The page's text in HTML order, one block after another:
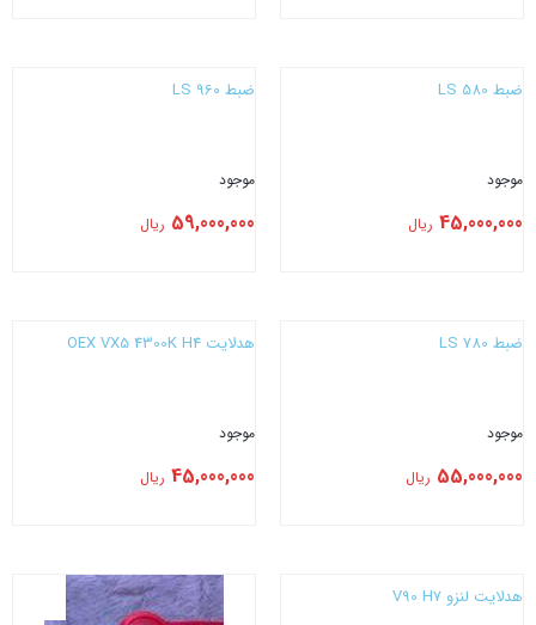
ضبط LS 580
موجود
45,000,000 ریال
ضبط LS 960
موجود
59,000,000 ریال
ضبط LS 780
موجود
55,000,000 ریال
هدلایت CONOEX VX5 4300K H4
موجود
45,000,000 ریال
هدلایت لنزو V90 H7